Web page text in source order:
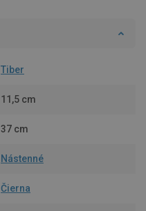
Tiber
11,5 cm
37 cm
Nástenné
Čierna